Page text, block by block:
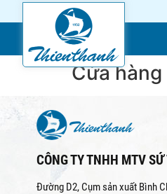
Cửa
CÔNG TY TNHH MTV
Đường D2, Cụm sản xuất Bình